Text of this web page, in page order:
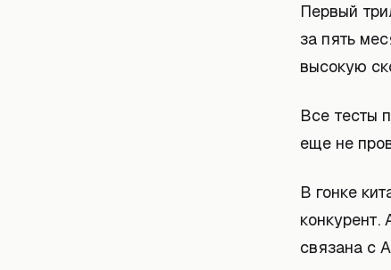
Первый
за пять
высокую
Все тесты
еще не
В гонке
связана с